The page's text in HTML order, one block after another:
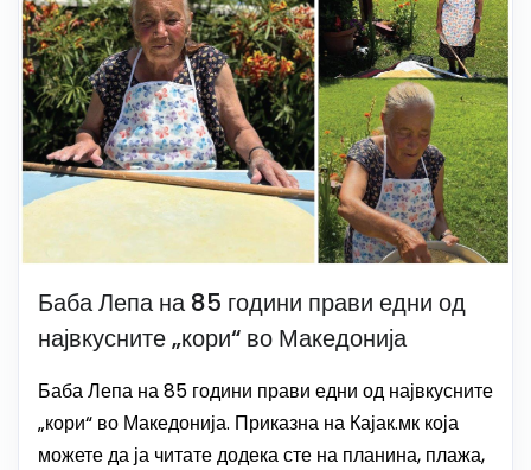
Баба Лепа на 85 години прави едни од
највкусните „кори“ во Македонија
Баба Лепа на 85 години прави едни од највкусните
„кори“ во Македонија. Приказна на Кајак.мк која
можете да ја читате додека сте на планина, плажа,